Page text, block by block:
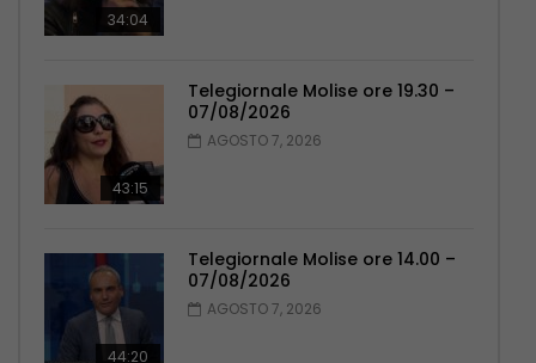
34:04
43:15
Telegiornale Molise ore 19.30 –
07/08/2026
AGOSTO 7, 2026
44:20
Telegiornale Molise ore 14.00 –
07/08/2026
AGOSTO 7, 2026